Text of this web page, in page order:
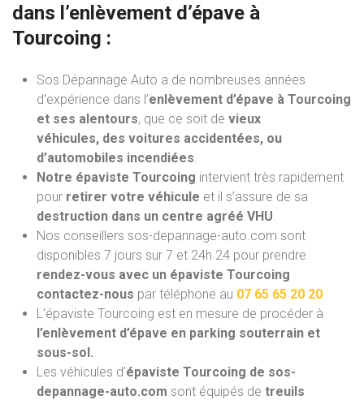
dans l’enlèvement d’épave à
Tourcoing :
Sos Dépannage Auto a de nombreuses années
d’expérience dans l’enlèvement d’épave à Tourcoing
et ses alentours, que ce soit de vieux
véhicules, des voitures accidentées, ou
d’automobiles incendiées
Notre épaviste Tourcoing intervient très rapidement
pour retirer votre véhicule et il s’assure de sa
destruction dans un centre agréé VHU
Nos conseillers sos-depannage-auto.com sont
disponibles 7 jours sur 7 et 24h 24 pour prendre
rendez-vous avec un épaviste Tourcoing
contactez-nous par téléphone au 07 65 65 20 20
L’épaviste Tourcoing est en mesure de procéder à
l’enlèvement d’épave en parking souterrain et
sous-sol.
Les véhicules d’épaviste Tourcoing de sos-
depannage-auto.com sont équipés de treuils